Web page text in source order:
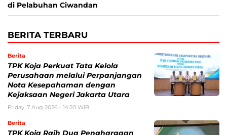
di Pelabuhan Ciwandan
BERITA TERBARU
Berita
TPK Koja Perkuat Tata Kelola
Perusahaan melalui Perpanjangan
Nota Kesepahaman dengan
Kejaksaan Negeri Jakarta Utara
Friday, 7 Aug 2026 - 14:20 WIB
Berita
TPK Koja Raih Dua Penghargaan